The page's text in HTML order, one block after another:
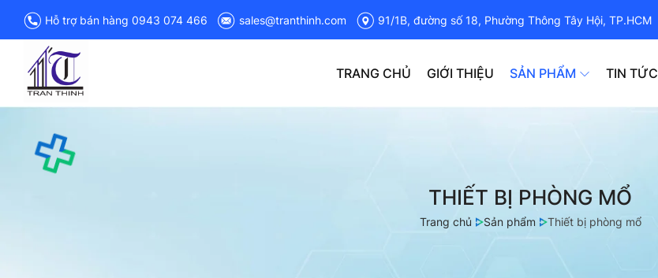
Hỗ trợ bán hàng 0943 074 466 sales@tranthinh.com 91/1B, đường số 18, Phường Thông Tây Hội, TP.HCM
TRANG CHỦ GIỚI THIỆU SẢN PHẨM TIN TỨC
THIẾT BỊ PHÒNG MỔ
Trang chủ Sản phẩm Thiết bị phòng mổ